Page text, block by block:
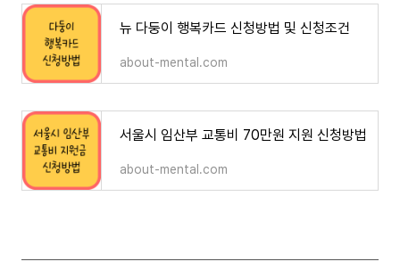
뉴 다둥이 행복카드 신청방법 및 신청조건
about-mental.com
서울시 임산부 교통비 70만원 지원 신청방법
about-mental.com